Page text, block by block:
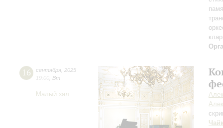
16 сентября 2025
19:00 Вт
Малый зал